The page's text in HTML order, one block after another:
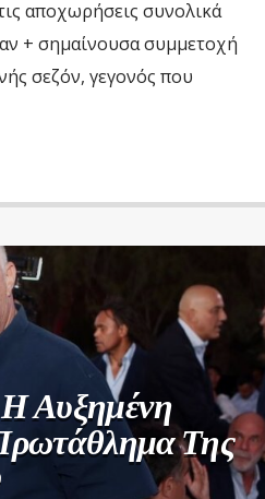
αποχωρήσεις συνολικά
+ σημαίνουσα συμμετοχή
σεζόν, γεγονός που
Η Αυξημένη
Της